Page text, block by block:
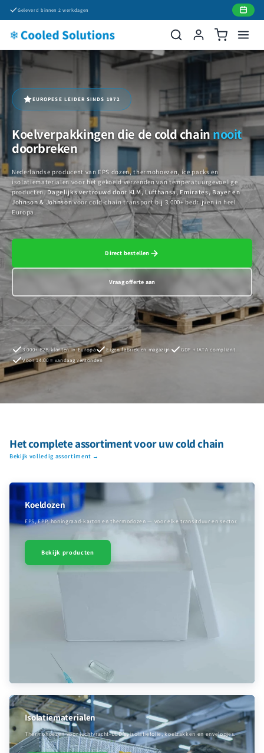
naar de
Geleverd binnen 2 werkdagen
EUROPESE LEIDER SINDS 1972
Koelverpakkingen die de cold chain nooit
doorbreken
Nederlandse producent van EPS dozen, thermohoezen, ice packs en
isolatiematerialen voor het gekoeld verzenden van temperatuurgevoelige
producten.Dagelijks vertrouwd door KLM, Lufthansa, Emirates, Bayer en
Johnson & Johnsonvoor cold-chain transport bij 3.000+ bedrijven in heel
Europa.
Direct bestellen
Vraag offerte aan
3.000+ B2B-klanten in Europa Eigen fabriek en magazijn
GDP + IATA compliant
Voor 14:00 = vandaag verzonden
Het complete assortiment voor uw cold chain
Bekijk volledig assortiment →
Koeldozen
EPS, EPP, honingraad-karton en thermodozen — voor elke transitduur en sector.
Bekijk producten
Isolatiematerialen
Thermohoezen voor luchtvracht-ULD’s, isolatiefolie, koelzakken en envelopjes.